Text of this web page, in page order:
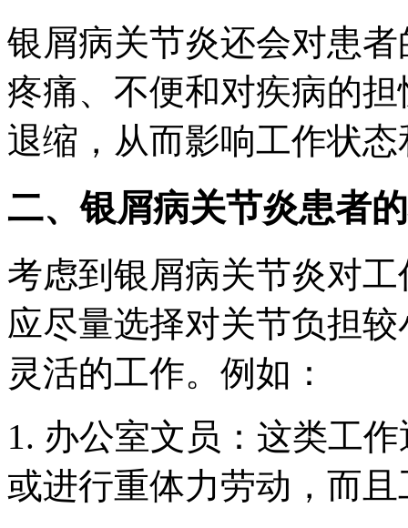
银屑病关节炎还会对患
疼痛、不便和对疾病的
退缩，从而影响工作状
二、银屑病关节炎患者
考虑到银屑病关节炎对
应尽量选择对关节负担
灵活的工作。例如：
1. 办公室文员：这类工
或进行重体力劳动，而